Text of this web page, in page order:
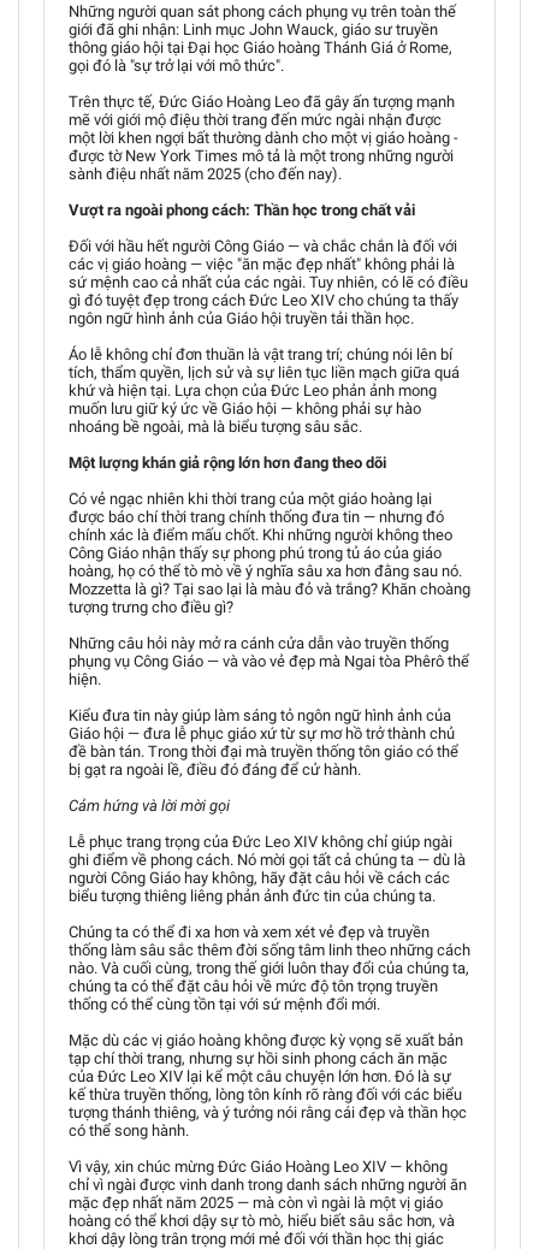
Những người quan sát phong cách phụng vụ trên toàn thế
giới đã ghi nhận: Linh mục John Wauck, giáo sư truyền
thông giáo hội tại Đại học Giáo hoàng Thánh Giá ở Rome,
gọi đó là "sự trở lại với mô thức".
Trên thực tế, Đức Giáo Hoàng Leo đã gây ấn tượng mạnh
mẽ với giới mộ điệu thời trang đến mức ngài nhận được
một lời khen ngợi bất thường dành cho một vị giáo hoàng -
được tờ New York Times mô tả là một trong những người
sành điệu nhất năm 2025 (cho đến nay).
Vượt ra ngoài phong cách: Thần học trong chất vải
Đối với hầu hết người Công Giáo — và chắc chắn là đối với
các vị giáo hoàng — việc "ăn mặc đẹp nhất" không phải là
sứ mệnh cao cả nhất của các ngài. Tuy nhiên, có lẽ có điều
gì đó tuyệt đẹp trong cách Đức Leo XIV cho chúng ta thấy
ngôn ngữ hình ảnh của Giáo hội truyền tải thần học.
Áo lễ không chỉ đơn thuần là vật trang trí; chúng nói lên bí
tích, thẩm quyền, lịch sử và sự liên tục liền mạch giữa quá
khứ và hiện tại. Lựa chọn của Đức Leo phản ảnh mong
muốn lưu giữ ký ức về Giáo hội — không phải sự hào
nhoáng bề ngoài, mà là biểu tượng sâu sắc.
Một lượng khán giả rộng lớn hơn đang theo dõi
Có vẻ ngạc nhiên khi thời trang của một giáo hoàng lại
được báo chí thời trang chính thống đưa tin — nhưng đó
chính xác là điểm mấu chốt. Khi những người không theo
Công Giáo nhận thấy sự phong phú trong tủ áo của giáo
hoàng, họ có thể tò mò về ý nghĩa sâu xa hơn đằng sau nó.
Mozzetta là gì? Tại sao lại là màu đỏ và trắng? Khăn choàng
tượng trưng cho điều gì?
Những câu hỏi này mở ra cánh cửa dẫn vào truyền thống
phụng vụ Công Giáo — và vào vẻ đẹp mà Ngai tòa Phêrô thể
hiện.
Kiểu đưa tin này giúp làm sáng tỏ ngôn ngữ hình ảnh của
Giáo hội — đưa lễ phục giáo xứ từ sự mơ hồ trở thành chủ
đề bàn tán. Trong thời đại mà truyền thống tôn giáo có thể
bị gạt ra ngoài lề, điều đó đáng để cử hành.
Cảm hứng và lời mời gọi
Lễ phục trang trọng của Đức Leo XIV không chỉ giúp ngài
ghi điểm về phong cách. Nó mời gọi tất cả chúng ta — dù là
người Công Giáo hay không, hãy đặt câu hỏi về cách các
biểu tượng thiêng liêng phản ảnh đức tin của chúng ta.
Chúng ta có thể đi xa hơn và xem xét vẻ đẹp và truyền
thống làm sâu sắc thêm đời sống tâm linh theo những cách
nào. Và cuối cùng, trong thế giới luôn thay đổi của chúng ta,
chúng ta có thể đặt câu hỏi về mức độ tôn trọng truyền
thống có thể cùng tồn tại với sứ mệnh đổi mới.
Mặc dù các vị giáo hoàng không được kỳ vọng sẽ xuất bản
tạp chí thời trang, nhưng sự hồi sinh phong cách ăn mặc
của Đức Leo XIV lại kể một câu chuyện lớn hơn. Đó là sự
kế thừa truyền thống, lòng tôn kính rõ ràng đối với các biểu
tượng thánh thiêng, và ý tưởng nói rằng cái đẹp và thần học
có thể song hành.
Vì vậy, xin chúc mừng Đức Giáo Hoàng Leo XIV — không
chỉ vì ngài được vinh danh trong danh sách những người ăn
mặc đẹp nhất năm 2025 — mà còn vì ngài là một vị giáo
hoàng có thể khơi dậy sự tò mò, hiểu biết sâu sắc hơn, và
khơi dậy lòng trân trọng mới mẻ đối với thần học thị giác